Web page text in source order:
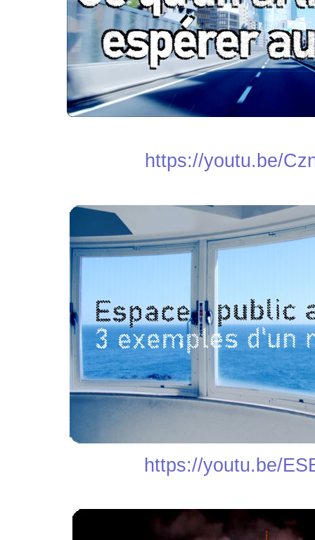
https://youtu.be/
https://youtu.be/